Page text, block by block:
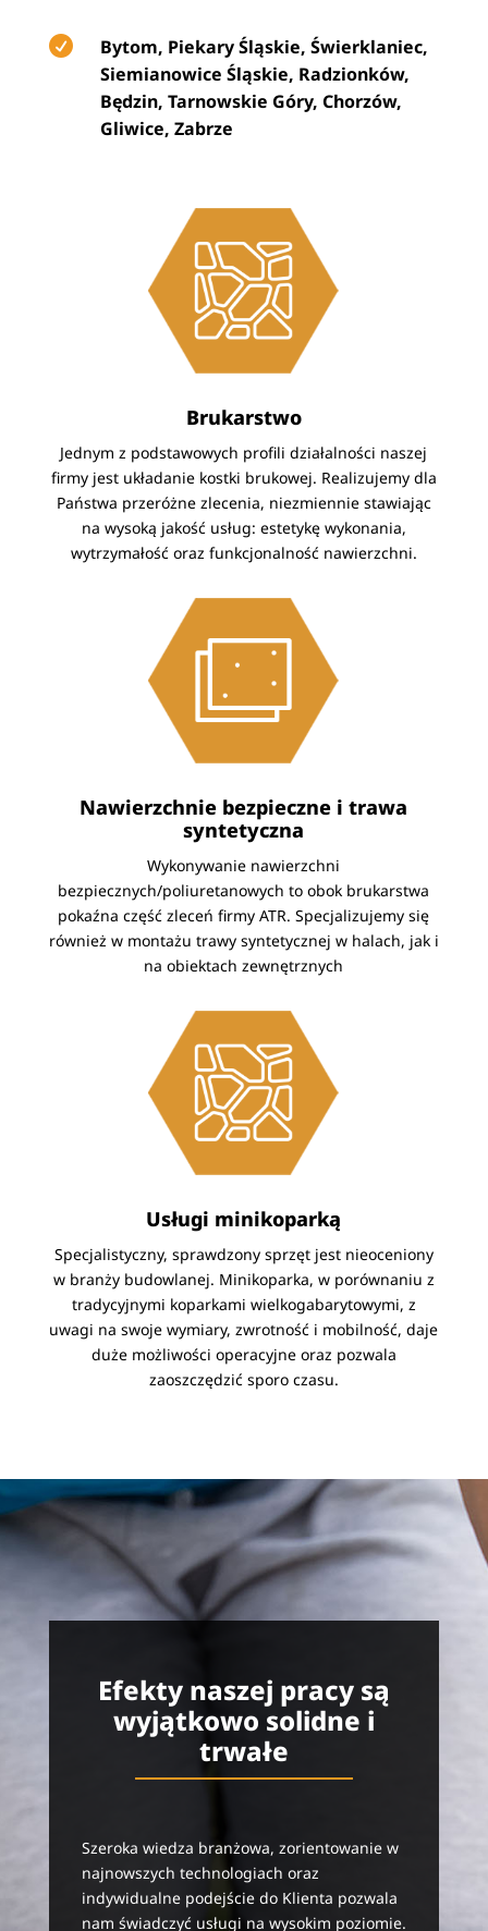

Bytom, Piekary Śląskie, Świerklaniec,
Siemianowice Śląskie, Radzionków,
Będzin, Tarnowskie Góry, Chorzów,
Gliwice, Zabrze
Brukarstwo
Jednym z podstawowych profili działalności naszej
firmy jest układanie kostki brukowej. Realizujemy dla
Państwa przeróżne zlecenia, niezmiennie stawiając
na wysoką jakość usług: estetykę wykonania,
wytrzymałość oraz funkcjonalność nawierzchni.
Nawierzchnie bezpieczne i trawa
syntetyczna
Wykonywanie nawierzchni
bezpiecznych/poliuretanowych to obok brukarstwa
pokaźna część zleceń firmy ATR. Specjalizujemy się
również w montażu trawy syntetycznej w halach, jak i
na obiektach zewnętrznych
Usługi minikoparką
Specjalistyczny, sprawdzony sprzęt jest nieoceniony
w branży budowlanej. Minikoparka, w porównaniu z
tradycyjnymi koparkami wielkogabarytowymi, z
uwagi na swoje wymiary, zwrotność i mobilność, daje
duże możliwości operacyjne oraz pozwala
zaoszczędzić sporo czasu.
Efekty naszej pracy są
wyjątkowo solidne i
trwałe
Szeroka wiedza branżowa, zorientowanie w
najnowszych technologiach oraz
indywidualne podejście do Klienta pozwala
nam świadczyć usługi na wysokim poziomie.